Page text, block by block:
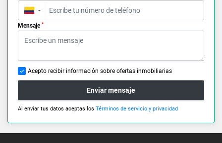
▼
Mensaje *
Acepto recibir información sobre ofertas inmobiliarias
Enviar mensaje
Al enviar tus datos aceptas los Términos de servicio y privacidad